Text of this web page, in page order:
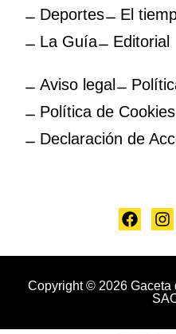
Deportes
El
La Guía
Editorial
Aviso legal
Política de Cookies
Declaración de
Copyright © 2026 Gaceta